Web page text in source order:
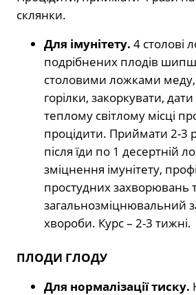
склянки.
Для імунітету. 4 столові
подрібнених плодів
столовими ложками меду,
горілки, закоркувати,
теплому світлому місці
процідити. Приймати 2-3
після їди по 1 десертній
зміцнення імунітету,
простудних захворювань
загальнозміцнювальний
хвороби. Курс – 2-3 тижні.
ПЛОДИ ГЛОДУ
Для нормалізації тиску.